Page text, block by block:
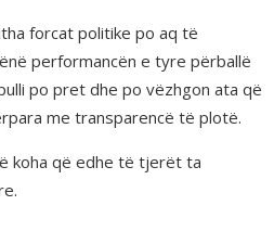
forcat politike po aq të
performancën e tyre përballë
po pret dhe po vëzhgon ata që
me transparencë të plotë.
koha që edhe të tjerët ta